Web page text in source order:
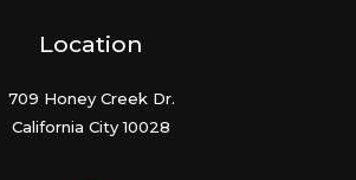
Location
709 Honey Creek Dr.
California City 10028